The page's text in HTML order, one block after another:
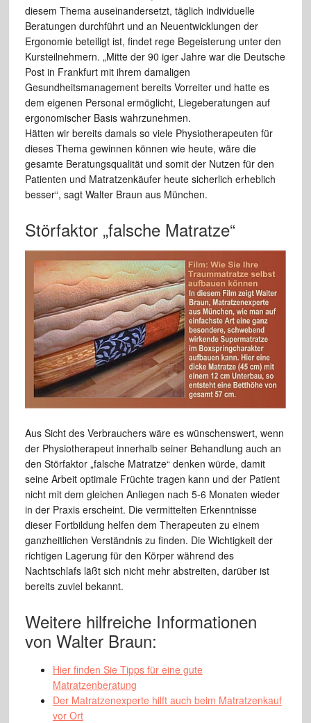
diesem Thema auseinandersetzt, täglich individuelle
Beratungen durchführt und an Neuentwicklungen der
Ergonomie beteiligt ist, findet rege Begeisterung unter den
Kursteilnehmern. „Mitte der 90 iger Jahre war die Deutsche
Post in Frankfurt mit ihrem damaligen
Gesundheitsmanagement bereits Vorreiter und hatte es
dem eigenen Personal ermöglicht, Liegeberatungen auf
ergonomischer Basis wahrzunehmen.
Hätten wir bereits damals so viele Physiotherapeuten für
dieses Thema gewinnen können wie heute, wäre die
gesamte Beratungsqualität und somit der Nutzen für den
Patienten und Matratzenkäufer heute sicherlich erheblich
besser“, sagt Walter Braun aus München.
Störfaktor „falsche Matratze“
Aus Sicht des Verbrauchers wäre es wünschenswert, wenn
der Physiotherapeut innerhalb seiner Behandlung auch an
den Störfaktor „falsche Matratze“ denken würde, damit
seine Arbeit optimale Früchte tragen kann und der Patient
nicht mit dem gleichen Anliegen nach 5-6 Monaten wieder
in der Praxis erscheint. Die vermittelten Erkenntnisse
dieser Fortbildung helfen dem Therapeuten zu einem
ganzheitlichen Verständnis zu finden. Die Wichtigkeit der
richtigen Lagerung für den Körper während des
Nachtschlafs läßt sich nicht mehr abstreiten, darüber ist
bereits zuviel bekannt.
Weitere hilfreiche Informationen
von Walter Braun:
Hier finden Sie Tipps für eine gute
Matratzenberatung
Der Matratzenexperte hilft auch beim Matratzenkauf
vor Ort